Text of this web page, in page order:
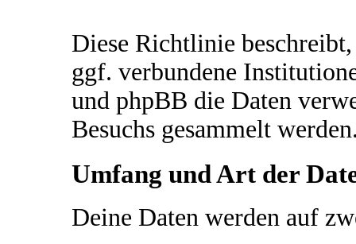
Diese Richtlinie
ggf. verbundene
und phpBB die Daten
Besuchs gesammelt
Umfang und Art der
Deine Daten werden auf